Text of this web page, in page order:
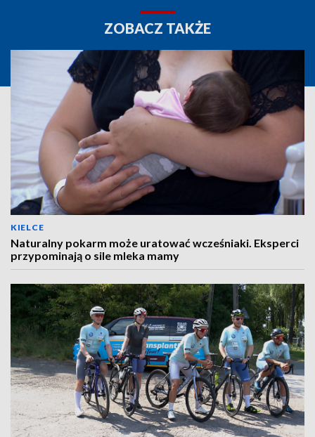
ZOBACZ TAKŻE
KIELCE
Naturalny pokarm może uratować wcześniaki. Eksperci
przypominają o sile mleka mamy